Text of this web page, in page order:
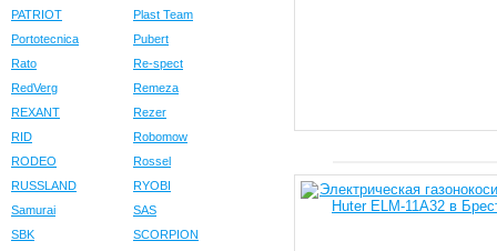
PATRIOT
Plast Team
Portotecnica
Pubert
Rato
Re-spect
RedVerg
Remeza
REXANT
Rezer
RID
Robomow
RODEO
Rossel
RUSSLAND
RYOBI
Samurai
SAS
SBK
SCORPION